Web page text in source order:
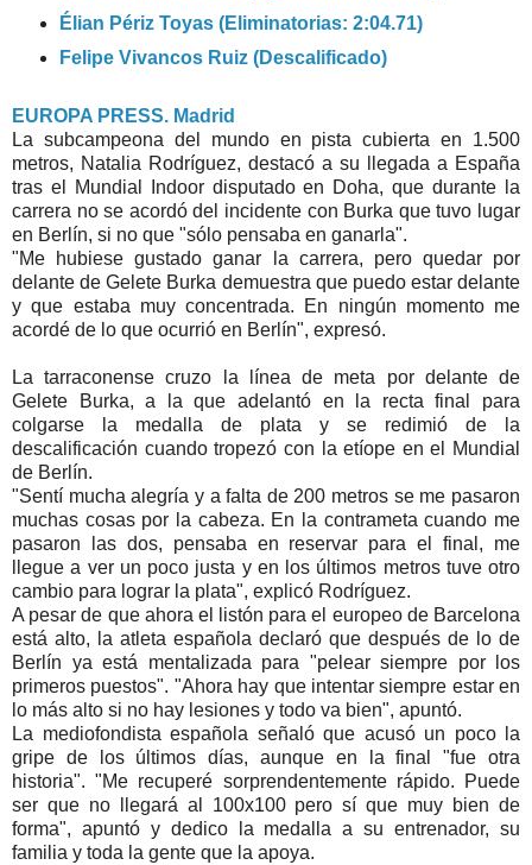
Élian Périz Toyas (Eliminatorias: 2:04.71)
Felipe Vivancos Ruiz (Descalificado)
EUROPA PRESS. Madrid
La subcampeona del mundo en pista cubierta en 1.500
metros, Natalia Rodríguez, destacó a su llegada a España
tras el Mundial Indoor disputado en Doha, que durante la
carrera no se acordó del incidente con Burka que tuvo lugar
en Berlín, si no que "sólo pensaba en ganarla".
"Me hubiese gustado ganar la carrera, pero quedar por
delante de Gelete Burka demuestra que puedo estar delante
y que estaba muy concentrada. En ningún momento me
acordé de lo que ocurrió en Berlín", expresó.
La tarraconense cruzo la línea de meta por delante de
Gelete Burka, a la que adelantó en la recta final para
colgarse la medalla de plata y se redimió de la
descalificación cuando tropezó con la etíope en el Mundial
de Berlín.
"Sentí mucha alegría y a falta de 200 metros se me pasaron
muchas cosas por la cabeza. En la contrameta cuando me
pasaron las dos, pensaba en reservar para el final, me
llegue a ver un poco justa y en los últimos metros tuve otro
cambio para lograr la plata", explicó Rodríguez.
A pesar de que ahora el listón para el europeo de Barcelona
está alto, la atleta española declaró que después de lo de
Berlín ya está mentalizada para "pelear siempre por los
primeros puestos". "Ahora hay que intentar siempre estar en
lo más alto si no hay lesiones y todo va bien", apuntó.
La mediofondista española señaló que acusó un poco la
gripe de los últimos días, aunque en la final "fue otra
historia". "Me recuperé sorprendentemente rápido. Puede
ser que no llegará al 100x100 pero sí que muy bien de
forma", apuntó y dedico la medalla a su entrenador, su
familia y toda la gente que la apoya.